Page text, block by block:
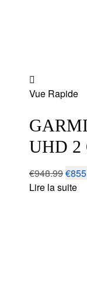
to
Vue Rapide
UHD 2
€948.99€
Lire la suite